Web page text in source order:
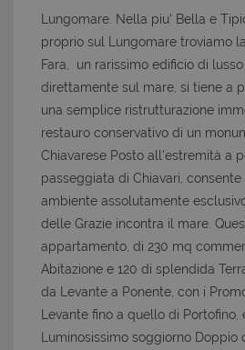
Lungomare. Nella piu' Bella e
proprio sul Lungomare troviamo
Fara, un rarissimo edificio di
direttamente sul mare, si tiene a
una semplice ristrutturazione
restauro conservativo di un
Chiavarese Posto all'estremità a
passeggiata di Chiavari,
ambiente assolutamente
delle Grazie incontra il mare.
appartamento, di 230 mq
Abitazione e 120 di splendida
da Levante a Ponente, con i
Levante fino a quello di
Luminosissimo soggiorno Doppio